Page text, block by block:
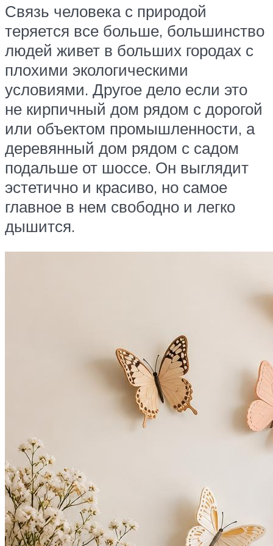
Связь человека с природой
теряется все больше, большинство
людей живет в больших городах с
плохими экологическими
условиями. Другое дело если это
не кирпичный дом рядом с дорогой
или объектом промышленности, а
деревянный дом рядом с садом
подальше от шоссе. Он выглядит
эстетично и красиво, но самое
главное в нем свободно и легко
дышится.